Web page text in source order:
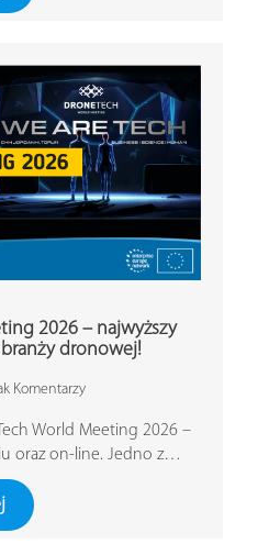
2026 – najwyższy
dronowej!
Komentarzy
World Meeting 2026 –
oraz on-line. Jedno z…